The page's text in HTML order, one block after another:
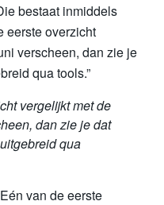
bestaat inmiddels
eerste overzicht
verscheen, dan zie je
qua tools.”
vergelijkt met de
dan zie je dat
qua
van de eerste